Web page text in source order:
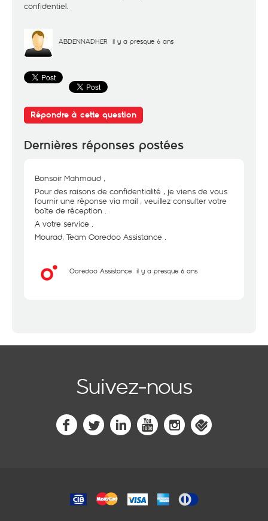
confidentiel.
ABDENNADHER il y a presque 6 ans
Répondre à cette question
Dernières réponses postées
Bonsoir Mahmoud ,
Pour des raisons de confidentialité , je viens de vous
fournir une réponse via mail , veuillez consulter votre
boîte de réception .
A votre service .
Mourad, Team Ooredoo Assistance .
Ooredoo Assistance il y a presque 6 ans
Suivez-nous